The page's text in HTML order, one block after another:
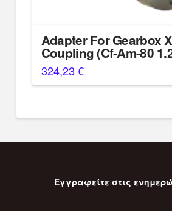
Adapter For Gearbox
Coupling (Cf-Am-80
324,23 €
Εγγραφείτε στις